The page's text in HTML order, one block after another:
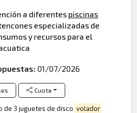
a diferentes piscinas
especializadas de
y recursos para el
01/07/2026
Cuota
de 3 juguetes de disco volador